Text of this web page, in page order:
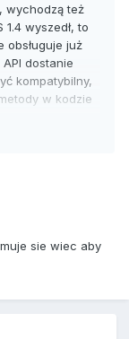
wychodzą też
wyszedł, to
obsługuje już
dostanie
kompatybilny,
w kodzie
kupiła GMS
normalne, że
programów
tak drogimi i
sie wiec aby